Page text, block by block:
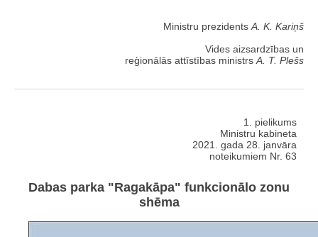
Ministru prezidents A. K. Kariņš
Vides aizsardzības un
reģionālās attīstības ministrs A. T. Plešs
1. pielikums
Ministru kabineta
2021. gada 28. janvāra
noteikumiem Nr. 63
Dabas parka "Ragakāpa" funkcionālo zonu
shēma